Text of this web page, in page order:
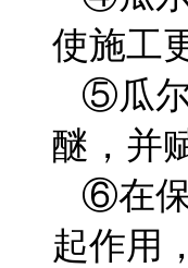
使施工
⑤瓜尔
醚，并
⑥在保
起作用